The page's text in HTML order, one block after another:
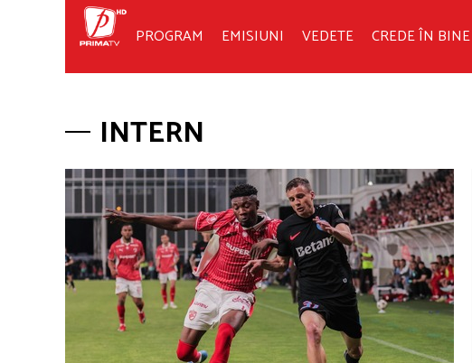
PROGRAM EMISIUNI VEDETE CREDE ÎN BINE
INTERN